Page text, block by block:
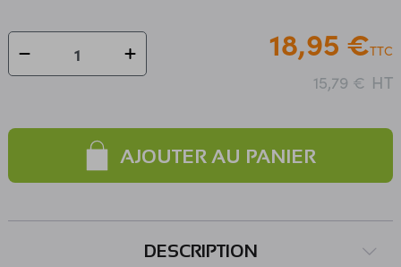
18,95 €TTC
15,79 € HT
AJOUTER AU PANIER
DESCRIPTION